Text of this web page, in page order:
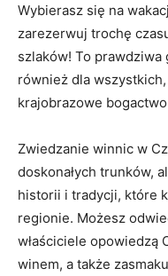
Wybierasz się na
zarezerwuj trochę
szlaków! To ​prawdziwa
‍również dla
krajobrazowe
Zwiedzanie ‍winnic w
doskonałych trunków,
historii i tradycji, które
regionie. Możesz
właściciele opowiedzą‌
winem, a także